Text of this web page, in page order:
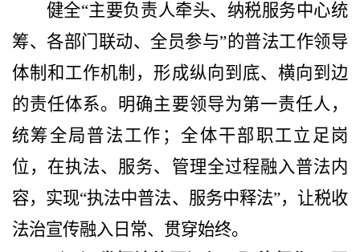
健全“主要负责人牵头、纳税服务中心统
筹、各部门联动、全员参与”的普法工作领导
体制和工作机制，形成纵向到底、横向到边
的责任体系。明确主要领导为第一责任人，
统筹全局普法工作；全体干部职工立足岗
位，在执法、服务、管理全过程融入普法内
容，实现“执法中普法、服务中释法”，让税收
法治宣传融入日常、贯穿始终。